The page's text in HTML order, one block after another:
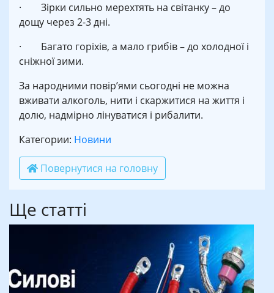
· Зірки сильно мерехтять на світанку – до
дощу через 2-3 дні.
· Багато горіхів, а мало грибів – до холодної і
сніжної зими.
За народними повір’ями сьогодні не можна
вживати алкоголь, нити і скаржитися на життя і
долю, надмірно лінуватися і рибалити.
Категории: Новини
Повернутися на головну
Ще статті